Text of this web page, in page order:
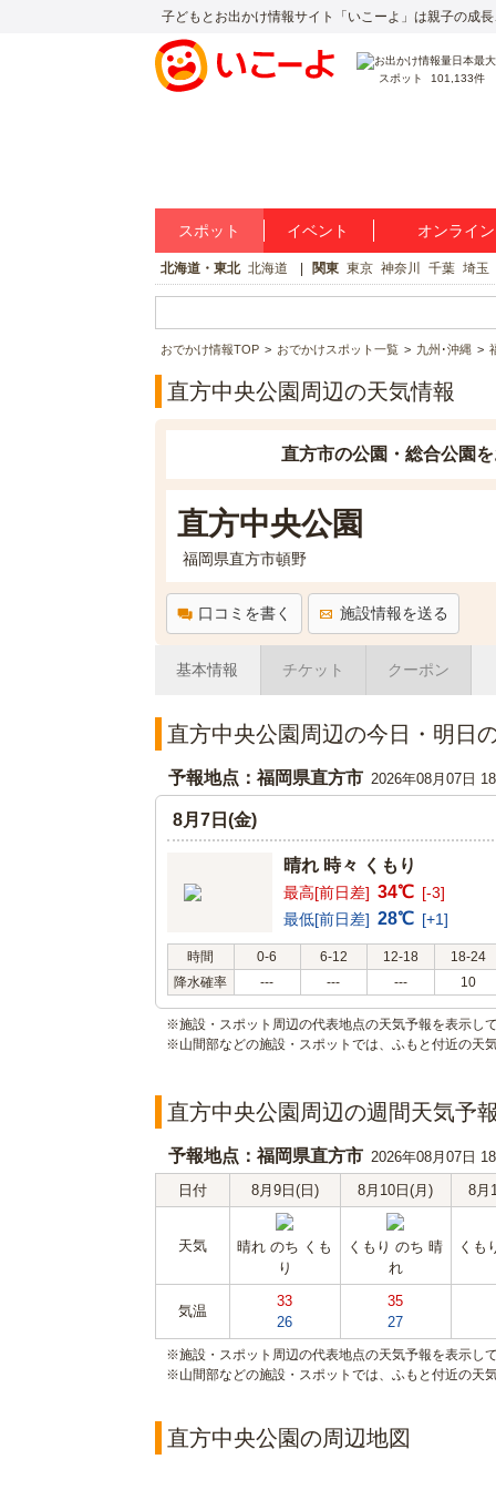
子どもとお出かけ情報サイト「いこーよ」は親子の成
スポット 101,133件
スポット イベント オンライ
北海道・東北 北海道 関東 東京 神奈川 千葉 埼玉
おでかけ情報TOP おでかけスポット一覧 九州･沖縄
直方中央公園周辺の天気情報
直方市の公園・総合公園
直方中央公園
福岡県直方市頓野
口コミを書く 施設情報を送る
基本情報 チケット クーポン
直方中央公園周辺の今日・明日
予報地点：福岡県直方市 2026年08月07日
8月7日(金)
晴れ 時々 くもり
最高[前日差] 34℃ [-3]
最低[前日差] 28℃ [+1]
時間 0-6 6-12 12-18
18-24
降水確率
--- --- --- 10
※施設・スポット周辺の代表地点の天気予報を表示し
※山間部などの施設・スポットでは、ふもと付近の天
直方中央公園周辺の週間天気予
予報地点：福岡県直方市 2026年08月07日
日付
8月9日(日) 8月10日(月) 8月
天気
晴れ のち くも
り
くもり のち 晴
れ
くも
気温
33
26
35
27
※施設・スポット周辺の代表地点の天気予報を表示し
※山間部などの施設・スポットでは、ふもと付近の天
直方中央公園の周辺地図